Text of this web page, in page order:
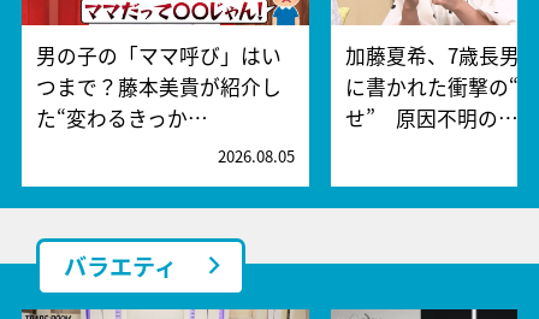
男の子の「ママ呼び」はい
つまで？藤本美貴が紹介し
た“変わるきっか…
2026.08.05
加藤夏希、7歳長男
に書かれた衝撃の“
せ” 原因不明の…
バラエティ